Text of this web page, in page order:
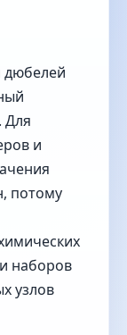
дюбелей
Для
и
потому
наборов
узлов